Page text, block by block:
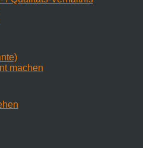
machen